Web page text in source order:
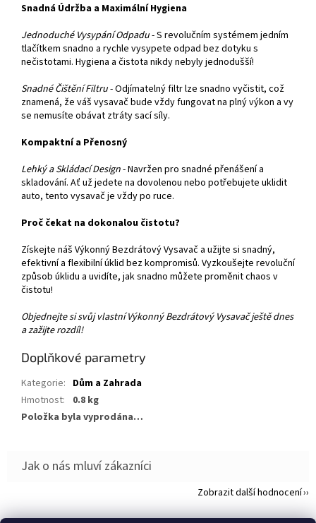
Snadná Údržba a Maximální Hygiena
Jednoduché Vysypání Odpadu- S revolučním systémem jedním
tlačítkem snadno a rychle vysypete odpad bez dotyku s
nečistotami. Hygiena a čistota nikdy nebyly jednodušší!
Snadné Čištění Filtru- Odjímatelný filtr lze snadno vyčistit, což
znamená, že váš vysavač bude vždy fungovat na plný výkon a vy
se nemusíte obávat ztráty sací síly.
Kompaktní a Přenosný
Lehký a Skládací Design- Navržen pro snadné přenášení a
skladování. Ať už jedete na dovolenou nebo potřebujete uklidit
auto, tento vysavač je vždy po ruce.
Proč čekat na dokonalou čistotu?
Získejte náš Výkonný Bezdrátový Vysavač a užijte si snadný,
efektivní a flexibilní úklid bez kompromisů. Vyzkoušejte revoluční
způsob úklidu a uvidíte, jak snadno můžete proměnit chaos v
čistotu!
Objednejte si svůj vlastní Výkonný Bezdrátový Vysavač ještě dnes
a zažijte rozdíl!
Doplňkové parametry
Kategorie: Dům a Zahrada
Hmotnost:
0.8 kg
Položka byla vyprodána…
Zobrazit další hodnocení